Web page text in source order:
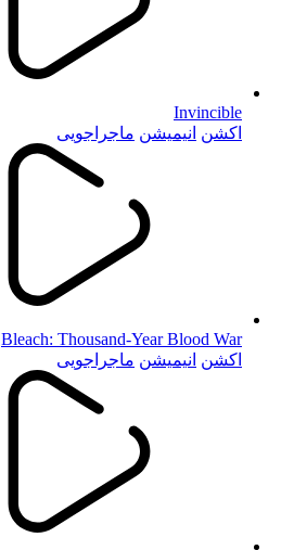
Invincible
اکشن انیمیشن ماجراجویی
Bleach: Thousand-Year Blood War
اکشن انیمیشن ماجراجویی